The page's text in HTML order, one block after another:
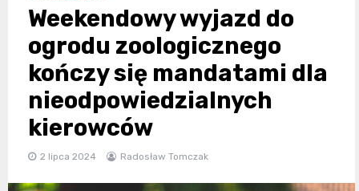
Weekendowy wyjazd do
ogrodu zoologicznego
kończy się mandatami dla
nieodpowiedzialnych
kierowców
2 lipca 2024 Radosław Tomczak